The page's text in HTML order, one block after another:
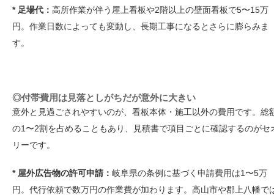
* 足場代： 高所作業が伴う屋上看板や2階以上の壁面看板で5〜15万
円。作業日数によっても変動し、長期工事になるとさらに膨らみま
す。
◎付帯費用は見落としがちだが意外に大きい
意外と見過ごされやすいのが、看板本体・施工以外の費用です。総
の1〜2割を占めることもあり、見積書で項目ごとに確認するのがセ
リーです。
* 屋外広告物の許可申請： 岐阜県の条例に基づく申請費用は1〜5万
円。代行依頼で数万円の作業費が加わります。高山市や郡上八幡で